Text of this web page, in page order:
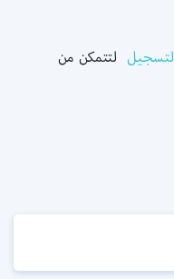
لتتمكن من